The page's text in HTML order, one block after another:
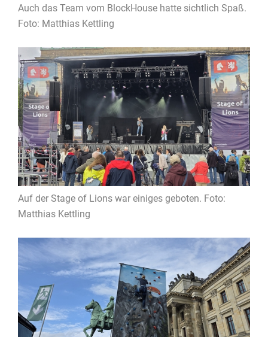
Auch das Team vom BlockHouse hatte sichtlich Spaß.
Foto: Matthias Kettling
Auf der Stage of Lions war einiges geboten. Foto:
Matthias Kettling